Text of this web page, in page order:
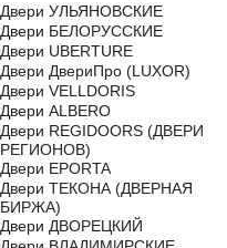
Двери УЛЬЯНОВСКИЕ
Двери БЕЛОРУССКИЕ
Двери UBERTURE
Двери ДвериПро (LUXOR)
Двери VELLDORIS
Двери ALBERO
Двери REGIDOORS (ДВЕРИ
РЕГИОНОВ)
Двери EPORTA
Двери ТЕКОНА (ДВЕРНАЯ
БИРЖА)
Двери ДВОРЕЦКИЙ